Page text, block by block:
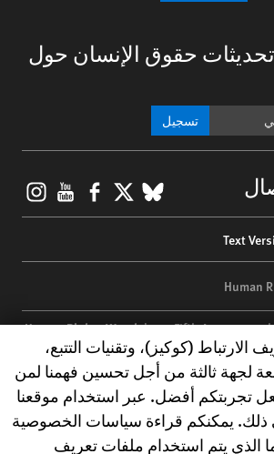
حقوق الإنسان حول
تسجيل
BlueSky
X
Text
Human Rights Watch| 350 Fifth Avenue,
10118-3299
Human Rights Watchis a 501(C)(3)
Human Rights Watch
(كوكيز)، وتقنيات التتبع،
لجهة ثالثة من أجل تحسين فهمنا لمن
تجربتكم أفضل. عبر استخدام موقعنا
ذلك. يمكنكم قراءة سياسات الخصوصية
الذي يتم استخدام ملفات تعريف